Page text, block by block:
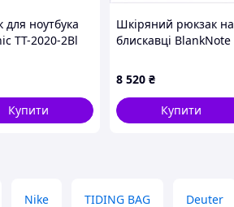
для ноутбука
TT-2020-2Bl
Купити
Шкіряний рюкзак на
блискавці BlankNote
860361AH0
8 520 ₴
Купити
Nike TIDING BAG Deuter